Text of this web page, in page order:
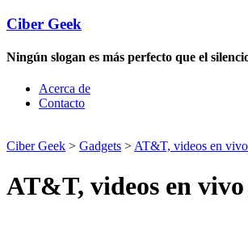
Ciber Geek
Ningún slogan es más perfecto que el
Acerca de
Contacto
Ciber Geek > Gadgets > AT&T, videos en
AT&T, videos en